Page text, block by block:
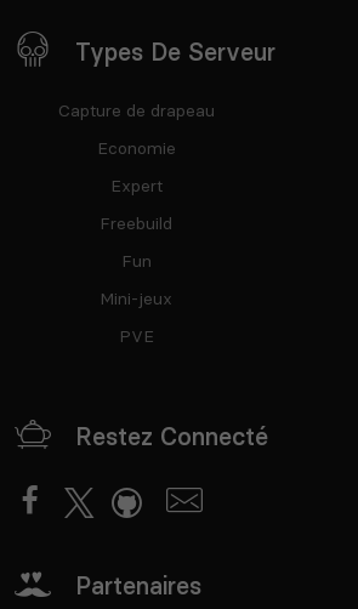
Types De Serveur
Capture de drapeau
Economie
Expert
Freebuild
Fun
Mini-jeux
PVE
Restez Connecté
Partenaires